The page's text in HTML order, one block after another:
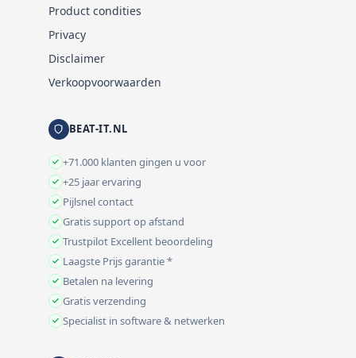
Product condities
Privacy
Disclaimer
Verkoopvoorwaarden
BEAT-IT.NL
+71.000 klanten gingen u voor
+25 jaar ervaring
Pijlsnel contact
Gratis support op afstand
Trustpilot Excellent beoordeling
Laagste Prijs garantie *
Betalen na levering
Gratis verzending
Specialist in software & netwerken